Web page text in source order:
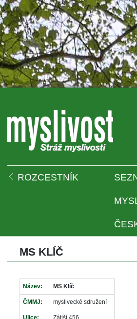
ROZCESTNÍK
MS KLÍČ
Název: MS Klíč
ČMMJ: myslivecké sdružení
Ulice: Zátiší 456